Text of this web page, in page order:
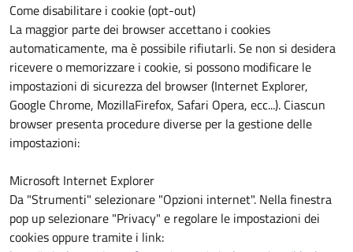
Come disabilitare i cookie (opt-out)
La maggior parte dei browser accettano i cookies
automaticamente, ma è possibile rifiutarli. Se non si desidera
ricevere o memorizzare i cookie, si possono modificare le
impostazioni di sicurezza del browser (Internet Explorer,
Google Chrome, MozillaFirefox, Safari Opera, ecc...). Ciascun
browser presenta procedure diverse per la gestione delle
impostazioni:
Microsoft Internet Explorer
Da "Strumenti" selezionare "Opzioni internet". Nella finestra
pop up selezionare "Privacy" e regolare le impostazioni dei
cookies oppure tramite i link: